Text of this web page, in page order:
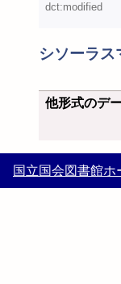
dct:modified
シソーラス
他形式のデ
国立国会図書館ホ